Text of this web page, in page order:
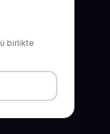
birlikte